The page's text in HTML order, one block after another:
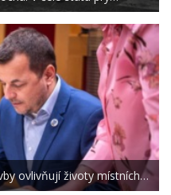
ovlivňují životy místních…